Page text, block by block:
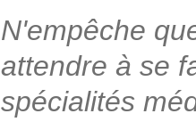
N'empêche
attendre à se
spécialités